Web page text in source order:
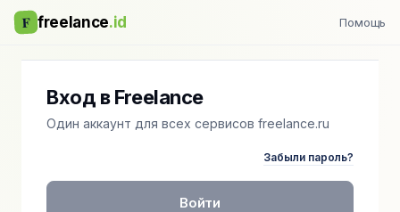
F freelance.id Помощь
Вход в Freelance
Один аккаунт для всех сервисов freelance.ru
Забыли пароль?
Войти